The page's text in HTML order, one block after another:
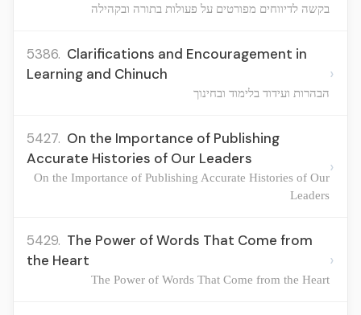
בקשה לדיווחים מפורטים על פעולות בתורה ובקהילה
5386. Clarifications and Encouragement in
Learning and Chinuch
הבהרות ועידוד בלימוד ובחינוך
›
5427. On the Importance of Publishing
Accurate Histories of Our Leaders
On the Importance of Publishing Accurate Histories of Our
Leaders
›
5429. The Power of Words That Come from
the Heart
The Power of Words That Come from the Heart
›